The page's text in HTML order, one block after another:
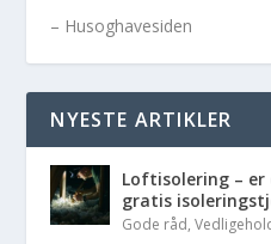
– Husoghavesiden
NYESTE ARTIKLER
Loftisolering – er
gratis
Gode råd,